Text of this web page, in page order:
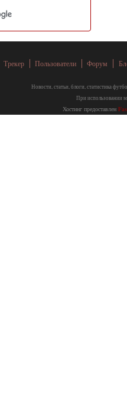
Трекер Пользователи Форум
Новости, статьи, блоги, статистика
При использовании
Хостинг предоставлен